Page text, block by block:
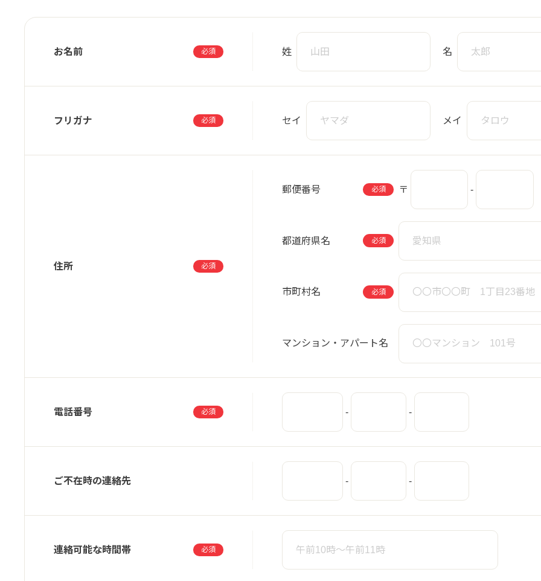
第3条 「i-フィルター 6.0」サービスについて
「i-フィルター 6.0」サービスの利用は、日本国内に限るものとします。
デジタルアーツはインターネット上の情報を独自のカテゴリに分類し、会員自身が閲覧にふさわしく
「i-フィルター 6.0」サービスには、将来、さまざまなサービスを追加したり、または変更、削除した
デジタルアーツは、サービスの内容や確実な提供、アクセス結果などにつきましてはいっさい保証して
第4条 インターネット環境
会員には、自らの責任と費用でインターネット接続に必要な機器やプログラム、通信手段など（以下
用意いただき、それらを適切に設置、操作いただく必要があります。
デジタルアーツは、インターネット接続機器の準備、操作方法および利用による損害などについては
第5条 プログラム使用許諾について
デジタルアーツは、会員およびお客様（以下あわせて「会員など」といいます。）が「i-フィルター 6.0」
（以下「本プログラム」といいます。）の使用条件を次の各号に定めます。
グラムの使用権以外はなんらの権利も発生しません。
デジタルアーツは、会員などが本規約記載の内容に従うことを条件に、会員などに対し、本プログラ
お名前 必須 姓 名
フリガナ 必須 セイ メイ
住所 必須
郵便番号 必須 〒 -
都道府県名 必須
市町村名 必須
マンション・アパート名
電話番号 必須 - -
ご不在時の連絡先 - -
連絡可能な時間帯 必須